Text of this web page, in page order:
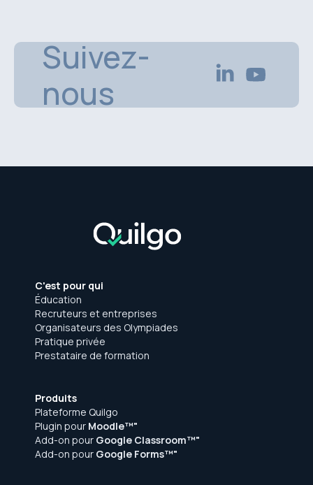
Suivez-
nous
C'est pour qui
Éducation
Recruteurs et entreprises
Organisateurs des Olympiades
Pratique privée
Prestataire de formation
Produits
Plateforme Quilgo
Plugin pour Moodle™"
Add-on pour Google Classroom™"
Add-on pour Google Forms™"